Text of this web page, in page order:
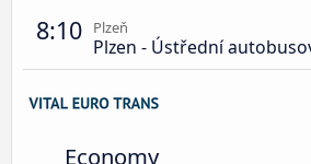
8:10 Plzeň
Plzen - Ústřední
Economy